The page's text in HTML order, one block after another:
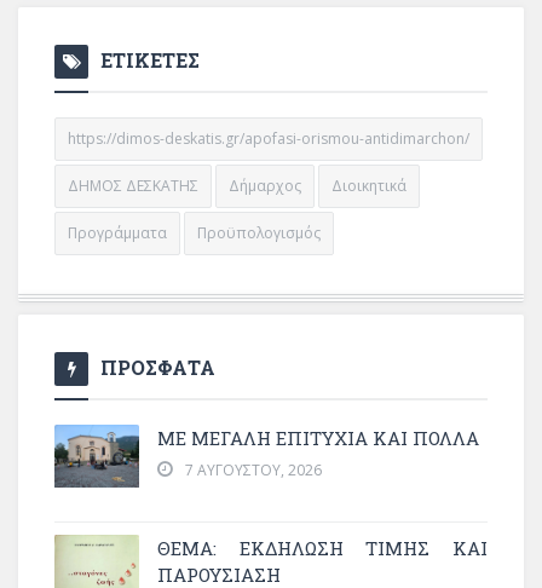
ΕΤΙΚΕΤΕΣ
https://dimos-deskatis.gr/apofasi-orismou-antidimarchon/
ΔΗΜΟΣ ΔΕΣΚΑΤΗΣ Δήμαρχος Διοικητικά
Προγράμματα Προϋπολογισμός
ΠΡΟΣΦΑΤΑ
ΜΕ ΜΕΓΆΛΗ ΕΠΙΤΥΧΊΑ ΚΑΙ ΠΟΛΛΆ
7 ΑΥΓΟΎΣΤΟΥ, 2026
ΘΈΜΑ: ΕΚΔΉΛΩΣΗ ΤΙΜΉΣ ΚΑΙ
ΠΑΡΟΥΣΊΑΣΗ